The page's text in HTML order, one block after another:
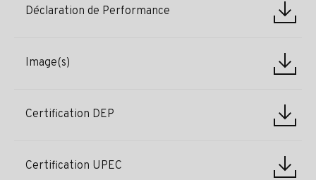
Déclaration de Performance
Image(s)
Certification DEP
Certification UPEC